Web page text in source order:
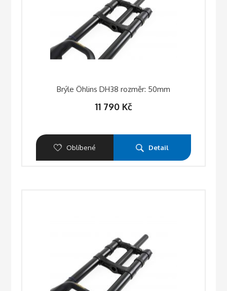
Brýle Öhlins DH38 rozměr: 50mm
11 790 Kč
Oblíbené Detail